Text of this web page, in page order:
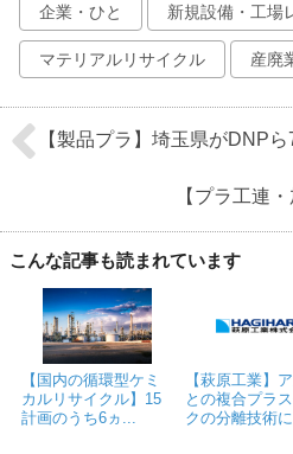
企業・ひと 新規設備・工場
マテリアルリサイクル 産廃
【製品プラ】埼玉県がDNPら
【プラ工連
こんな記事も読まれています
【国内の循環型ケミ
カルリサイクル】15
計画のうち6ヵ...
【萩原工業】
との複合プラ
クの分離技術に